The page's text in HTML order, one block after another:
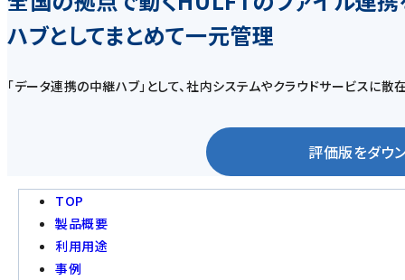
ハブとしてまとめて一元管理
「データ連携の中継ハブ」として、社内システムやクラウドサービスに
評価版をダウ
TOP
製品概要
利用用途
事例